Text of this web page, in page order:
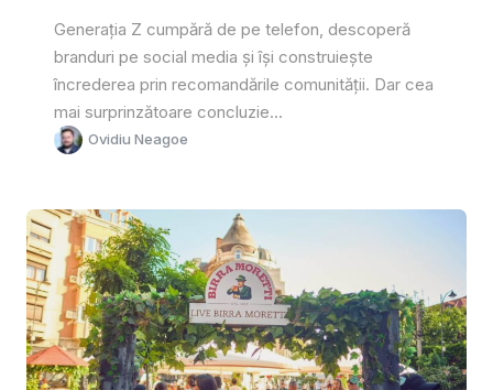
Generația Z cumpără de pe telefon, descoperă
branduri pe social media și își construiește
încrederea prin recomandările comunității. Dar cea
mai surprinzătoare concluzie...
Ovidiu Neagoe